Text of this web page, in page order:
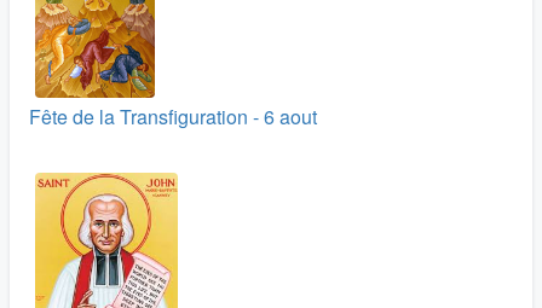
Fête de la Transfiguration - 6 aout